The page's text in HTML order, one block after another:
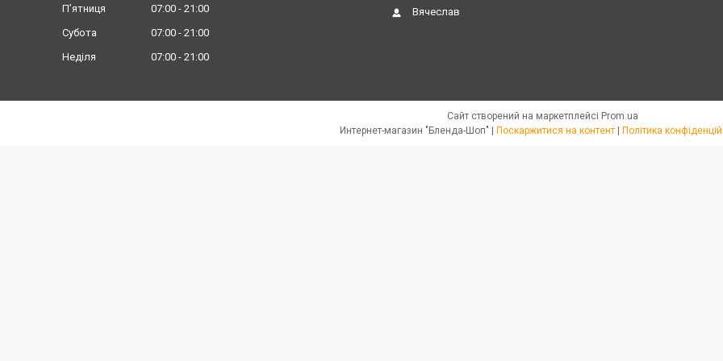
Пʼятниця
07:00
21:00
Субота
07:00
21:00
Неділя
07:00 21:00
Вячеслав
Сайт створений на маркетплейсі Prom.ua
Поскаржитися на контент Політика